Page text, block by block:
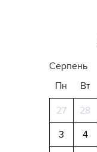
серпень
Пн
Вт
27 28
3
4